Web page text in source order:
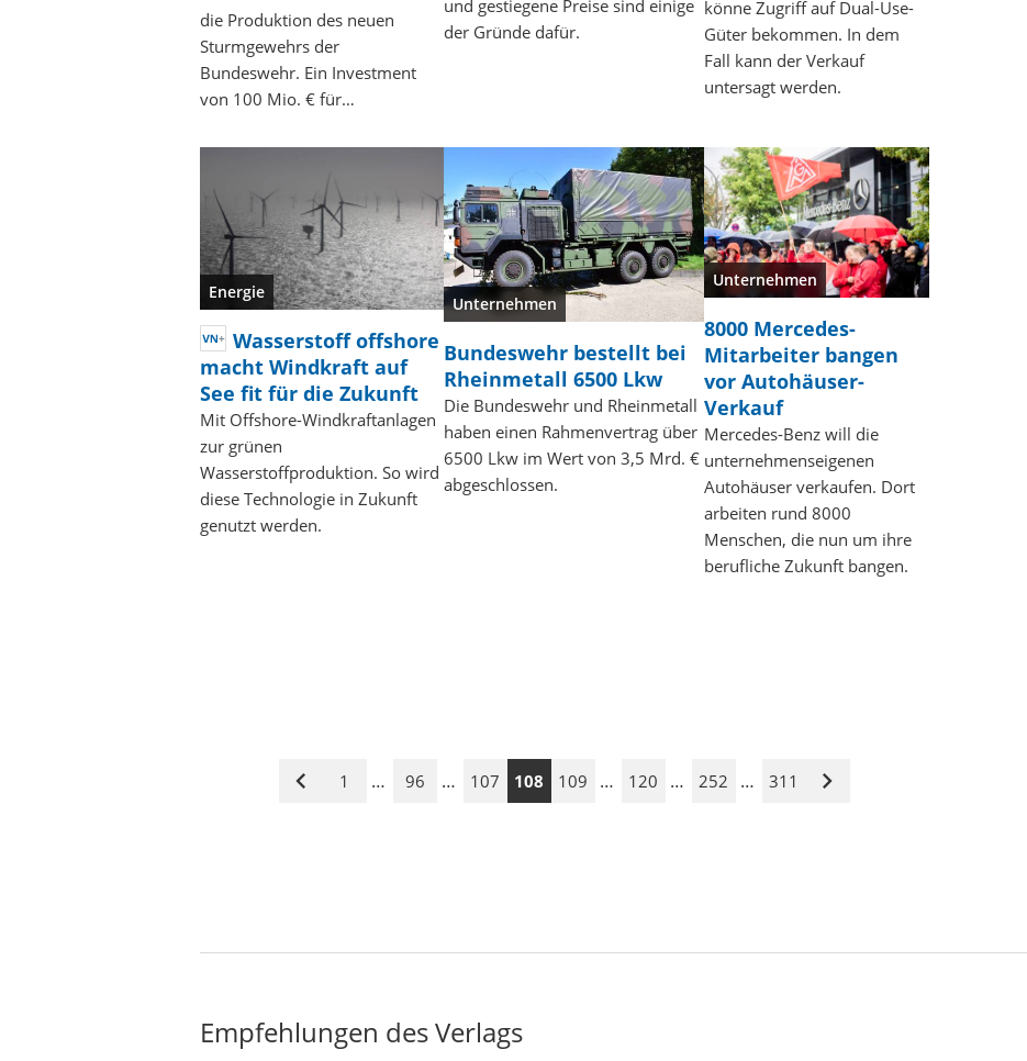
die Produktion des neuen
Sturmgewehrs der
Bundeswehr. Ein Investment
von 100 Mio. € für…
und gestiegene Preise sind einige
der Gründe dafür.
könne Zugriff auf Dual-Use-
Güter bekommen. In dem
Fall kann der Verkauf
untersagt werden.
Energie
Wasserstoff offshore
macht Windkraft auf
See fit für die Zukunft
Mit Offshore-Windkraftanlagen
zur grünen
Wasserstoffproduktion. So wird
diese Technologie in Zukunft
genutzt werden.
Unternehmen
Bundeswehr bestellt bei
Rheinmetall 6500 Lkw
Die Bundeswehr und Rheinmetall
haben einen Rahmenvertrag über
6500 Lkw im Wert von 3,5 Mrd. €
abgeschlossen.
Unternehmen
8000 Mercedes-
Mitarbeiter bangen
vor Autohäuser-
Verkauf
Mercedes-Benz will die
unternehmenseigenen
Autohäuser verkaufen. Dort
arbeiten rund 8000
Menschen, die nun um ihre
berufliche Zukunft bangen.
Vorige
1 … 96 … 107 108 109 … 120 … 252 … 311
Nächste
Empfehlungen des Verlags